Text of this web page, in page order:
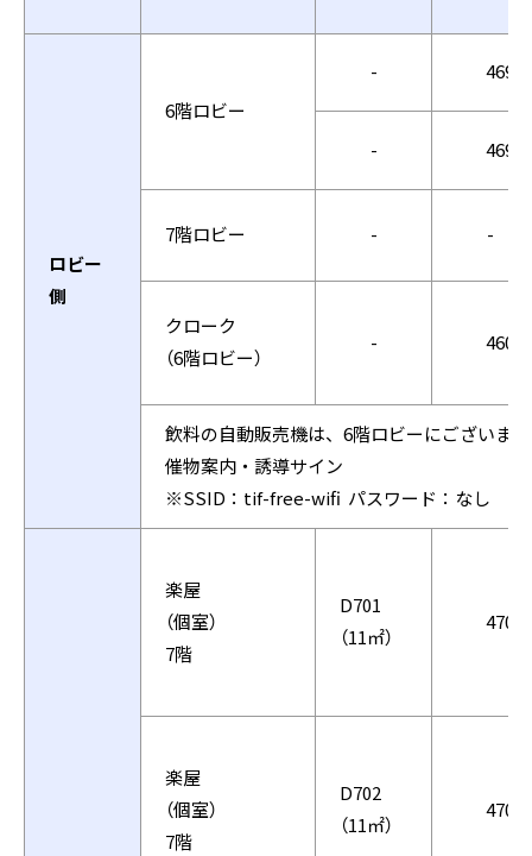
ロビー
側
6階ロビー
- 4698
- 4699
7階ロビー - -
クローク
（6階ロビー）
- 4602
飲料の自動販売機は、6階ロビーにございま
催物案内・誘導サイン
※SSID：tif-free-wifi パスワード：なし
楽屋
（個室）
7階
D701
（11㎡）
4701
楽屋
（個室）
7階
D702
（11㎡）
4702